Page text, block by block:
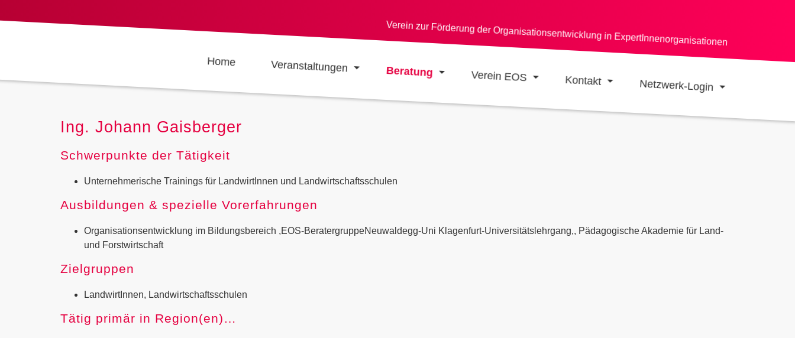
Verein zur Förderung der Organisationsentwicklung in ExpertInnenorganisationen
Home Veranstaltungen Beratung Verein EOS Kontakt Netzwerk-Login
EOS-BERATER:INNEN
Ing. Johann Gaisberger
Schwerpunkte der Tätigkeit
Unternehmerische Trainings für LandwirtInnen und Landwirtschaftsschulen
Ausbildungen & spezielle Vorerfahrungen
Organisationsentwicklung im Bildungsbereich ,EOS-BeratergruppeNeuwaldegg-Uni Klagenfurt-Universitätslehrgang,, Pädagogische Akademie für Land-
und Forstwirtschaft
Zielgruppen
LandwirtInnen, Landwirtschaftsschulen
Tätig primär in Region(en)…